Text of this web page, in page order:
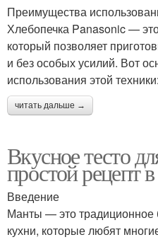
Преимущества
Хлебопечка Panasonic —
который позволяет
и без особых усилий. Вот
использования этой техники:
читать дальше →
Вкусное тесто
простой рецепт
Введение
Манты — это традиционное
кухни, которые любят